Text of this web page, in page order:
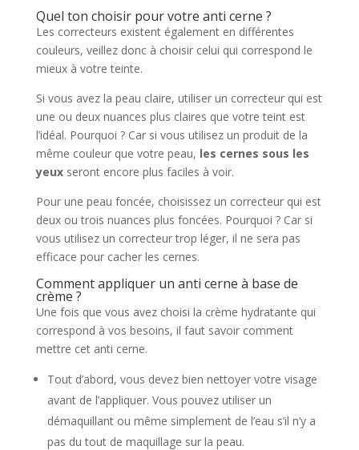
Quel ton choisir pour votre anti cerne ?
Les correcteurs existent également en différentes
couleurs, veillez donc à choisir celui qui correspond le
mieux à votre teinte.
Si vous avez la peau claire, utiliser un correcteur qui est
une ou deux nuances plus claires que votre teint est
l’idéal. Pourquoi ? Car si vous utilisez un produit de la
même couleur que votre peau, les cernes sous les
yeuxseront encore plus faciles à voir.
Pour une peau foncée, choisissez un correcteur qui est
deux ou trois nuances plus foncées. Pourquoi ? Car si
vous utilisez un correcteur trop léger, il ne sera pas
efficace pour cacher les cernes.
Comment appliquer un anti cerne à base de
crème ?
Une fois que vous avez choisi la crème hydratante qui
correspond à vos besoins, il faut savoir comment
mettre cet anti cerne.
Tout d’abord, vous devez bien nettoyer votre visage
avant de l’appliquer. Vous pouvez utiliser un
démaquillant ou même simplement de l’eau s’il n’y a
pas du tout de maquillage sur la peau.